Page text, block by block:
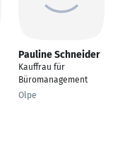
Pauline Schneider
Kauffrau für
Büromanagement
Olpe